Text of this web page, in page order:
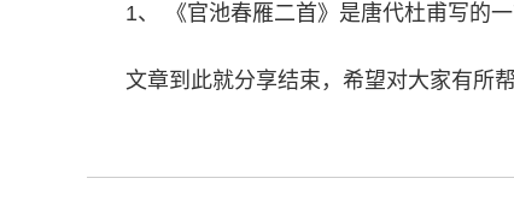
1、 《官池春雁二首》是唐代杜甫写的一
文章到此就分享结束，希望对大家有所帮